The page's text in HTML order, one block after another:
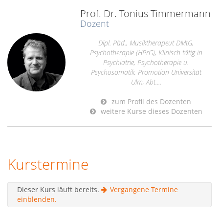
Prof. Dr. Tonius Timmermann
Dozent
Dipl. Päd., Musiktherapeut DMtG,
Psychotherapie (HPrG), Klinisch tätig in
Psychiatrie, Psychotherapie u.
Psychosomatik, Promotion Universität
Ulm, Abt....
zum Profil des Dozenten
weitere Kurse dieses Dozenten
Kurstermine
Dieser Kurs läuft bereits.
Vergangene Termine
einblenden.